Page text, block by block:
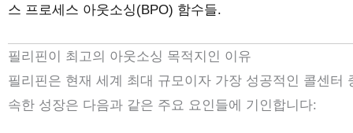
스 프로세스 아웃소싱(BPO) 함수들.
필리핀이 최고의 아웃소싱 목적지인 이유
필리핀은 현재 세계 최대 규모이자 가장 성공적인 콜센
속한 성장은 다음과 같은 주요 요인들에 기인합니다: